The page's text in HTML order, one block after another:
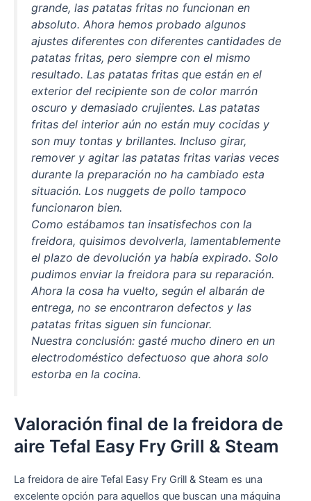
grande, las patatas fritas no funcionan en
absoluto. Ahora hemos probado algunos
ajustes diferentes con diferentes cantidades de
patatas fritas, pero siempre con el mismo
resultado. Las patatas fritas que están en el
exterior del recipiente son de color marrón
oscuro y demasiado crujientes. Las patatas
fritas del interior aún no están muy cocidas y
son muy tontas y brillantes. Incluso girar,
remover y agitar las patatas fritas varias veces
durante la preparación no ha cambiado esta
situación. Los nuggets de pollo tampoco
funcionaron bien.
Como estábamos tan insatisfechos con la
freidora, quisimos devolverla, lamentablemente
el plazo de devolución ya había expirado. Solo
pudimos enviar la freidora para su reparación.
Ahora la cosa ha vuelto, según el albarán de
entrega, no se encontraron defectos y las
patatas fritas siguen sin funcionar.
Nuestra conclusión: gasté mucho dinero en un
electrodoméstico defectuoso que ahora solo
estorba en la cocina.
Valoración final de la freidora de
aire Tefal Easy Fry Grill & Steam
La freidora de aire Tefal Easy Fry Grill & Steam es una
excelente opción para aquellos que buscan una máquina